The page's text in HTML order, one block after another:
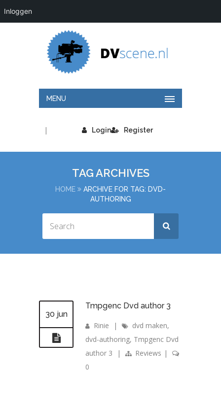
Inloggen
MENU
Login
| Register
TAG ARCHIVES
HOME
ARCHIVE FOR TAG: DVD-
AUTHORING
30 jun
Tmpgenc Dvd author 3
Rinie | dvd maken,
dvd-authoring, Tmpgenc Dvd
author 3
| Reviews |
0